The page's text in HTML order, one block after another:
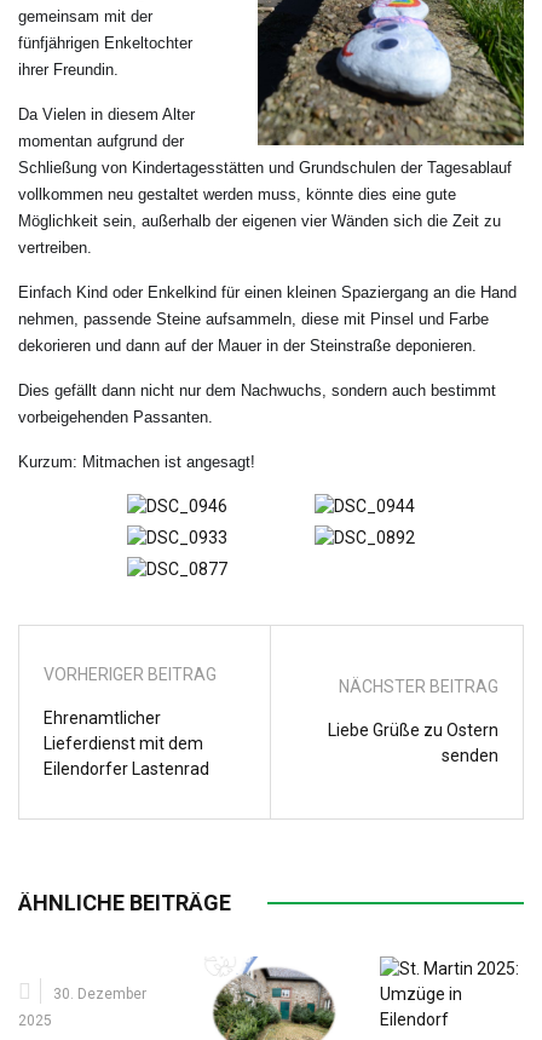
gemeinsam mit der
fünfjährigen Enkeltochter
ihrer Freundin.
Da Vielen in diesem Alter
momentan aufgrund der
Schließung von Kindertagesstätten und Grundschulen der Tagesablauf
vollkommen neu gestaltet werden muss, könnte dies eine gute
Möglichkeit sein, außerhalb der eigenen vier Wänden sich die Zeit zu
vertreiben.
Einfach Kind oder Enkelkind für einen kleinen Spaziergang an die Hand
nehmen, passende Steine aufsammeln, diese mit Pinsel und Farbe
dekorieren und dann auf der Mauer in der Steinstraße deponieren.
Dies gefällt dann nicht nur dem Nachwuchs, sondern auch bestimmt
vorbeigehenden Passanten.
Kurzum: Mitmachen ist angesagt!
VORHERIGER BEITRAG
Ehrenamtlicher
Lieferdienst mit dem
Eilendorfer Lastenrad
NÄCHSTER BEITRAG
Liebe Grüße zu Ostern
senden
ÄHNLICHE BEITRÄGE
30. Dezember
2025